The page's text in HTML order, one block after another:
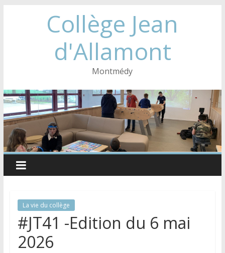
Collège Jean
d'Allamont
Montmédy
La vie du collège
#JT41 -Edition du 6 mai
2026